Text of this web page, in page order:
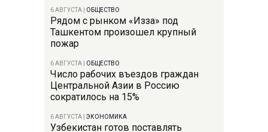
6 АВГУСТА ОБЩЕСТВО
Рядом с рынком «Изза» под
Ташкентом произошел крупный
пожар
6 АВГУСТА ОБЩЕСТВО
Число рабочих въездов граждан
Центральной Азии в Россию
сократилось на 15%
6 АВГУСТА ЭКОНОМИКА
Узбекистан готов поставлять